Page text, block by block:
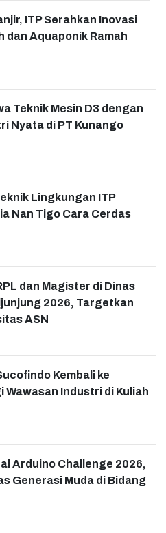
ITP Serahkan Inovasi
dan Aquaponik Ramah
Teknik Mesin D3 dengan
Nyata di PT Kunango
Lingkungan ITP
Nan Tigo Cara Cerdas
dan Magister di Dinas
2026, Targetkan
ASN
Kembali ke
Wawasan Industri di Kuliah
Arduino Challenge 2026,
Generasi Muda di Bidang